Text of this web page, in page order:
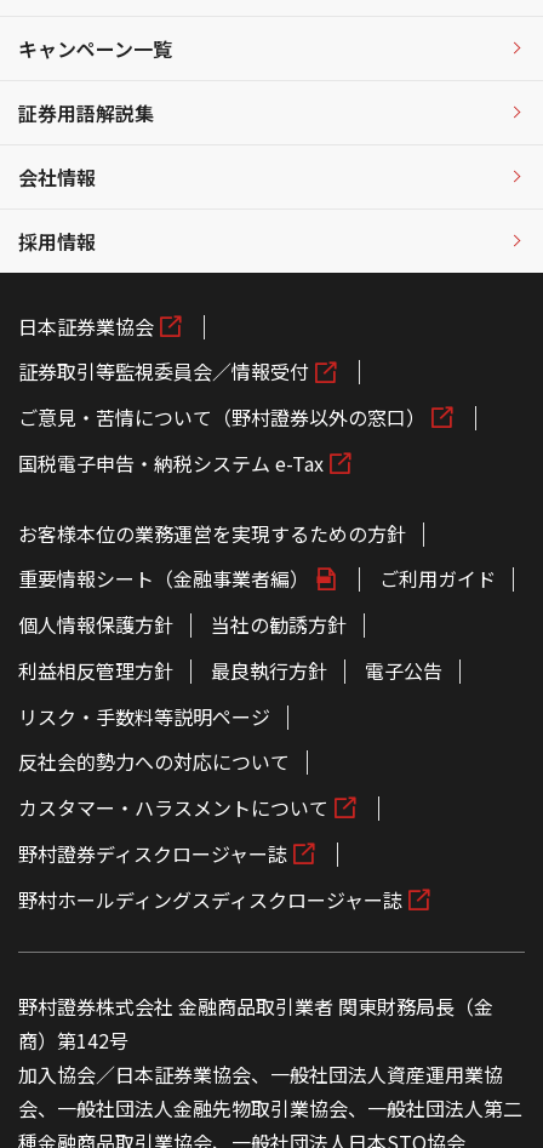
キャンペーン一覧
証券用語解説集
会社情報
採用情報
日本証券業協会
証券取引等監視委員会／情報受付
ご意見・苦情について（野村證券以外の窓口）
国税電子申告・納税システム e-Tax
お客様本位の業務運営を実現するための方針
重要情報シート（金融事業者編）
ご利用ガイド
個人情報保護方針
当社の勧誘方針
利益相反管理方針
最良執行方針
電子公告
リスク・手数料等説明ページ
反社会的勢力への対応について
カスタマー・ハラスメントについて
野村證券ディスクロージャー誌
野村ホールディングスディスクロージャー誌
野村證券株式会社 金融商品取引業者 関東財務局長（金
商）第142号
加入協会／日本証券業協会、一般社団法人資産運用業協
会、一般社団法人金融先物取引業協会、一般社団法人第二